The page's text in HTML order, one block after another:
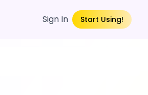
Sign In Start Using!